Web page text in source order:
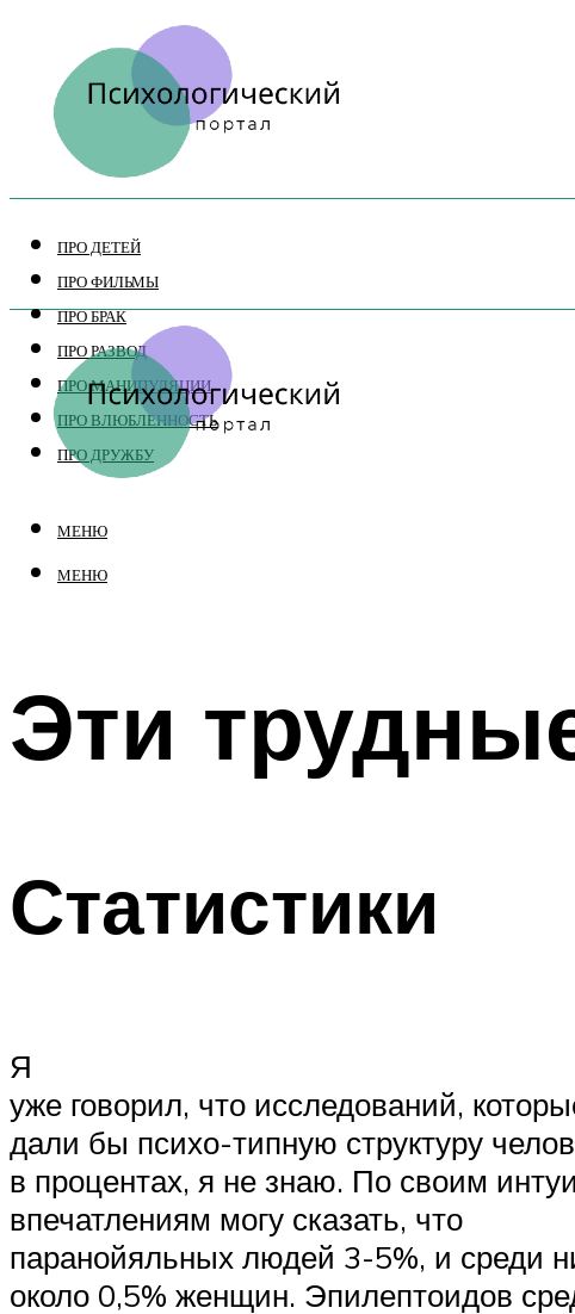
ПРО ДЕТЕЙ
ПРО ФИЛЬМЫ
ПРО БРАК
ПРО РАЗВОД
ПРО МАНИПУЛЯЦИИ
ПРО ВЛЮБЛЕННОСТЬ
ПРО ДРУЖБУ
МЕНЮ
МЕНЮ
Эти
Статистики
Я
уже говорил, что исследований,
дали бы психо-типную структуру
в процентах, я не знаю. По своим
впечатлениям могу сказать, что
паранойяльных людей 3-5%, и среди
около 0,5% женщин. Эпилептоидов